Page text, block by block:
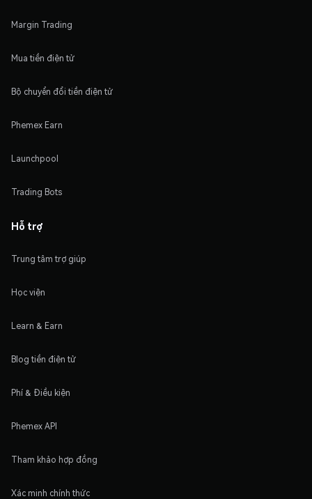
Margin Trading
Mua tiền điện tử
Bộ chuyển đổi tiền điện tử
Phemex Earn
Launchpool
Trading Bots
Hỗ trợ
Trung tâm trợ giúp
Học viện
Learn & Earn
Blog tiền điện tử
Phí & Điều kiện
Phemex API
Tham khảo hợp đồng
Xác minh chính thức